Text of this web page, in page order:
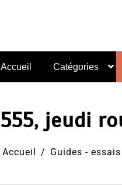
Accueil Catégories
555, jeudi
Accueil Guides -